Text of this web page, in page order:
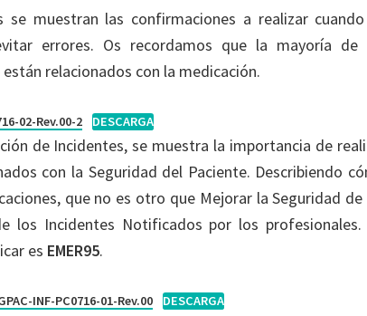
muestran las confirmaciones a realizar
errores. Os recordamos que la mayoría de
relacionados con la medicación.
02-Rev.00-2 DESCARGA
de Incidentes, se muestra la importancia de
con la Seguridad del Paciente. Describiendo
que no es otro que Mejorar la Seguridad de
los Incidentes Notificados por los profesionales.
es EMER95.
INF-PC0716-01-Rev.00 DESCARGA